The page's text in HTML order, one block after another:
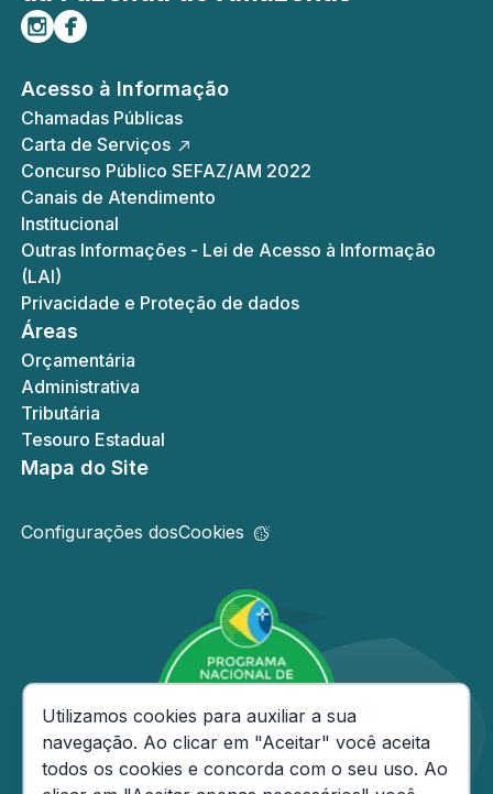
Siga-nos no Instagram
Curta-nos no Facebook
Acesso à Informação
Chamadas Públicas
Carta de Serviços
Concurso Público SEFAZ/AM 2022
Canais de Atendimento
Institucional
Outras Informações - Lei de Acesso à Informação
(LAI)
Privacidade e Proteção de dados
Áreas
Orçamentária
Administrativa
Tributária
Tesouro Estadual
Mapa do Site
Configurações dosCookies
Consentimento de Cookies
Utilizamos cookies para auxiliar a sua
navegação. Ao clicar em "Aceitar" você aceita
todos os cookies e concorda com o seu uso. Ao